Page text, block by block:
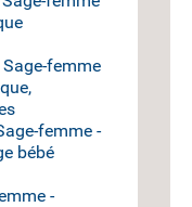
Sage-femme
femme -
bébé
-